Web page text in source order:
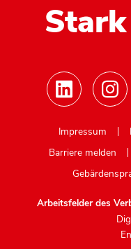
Impressum
Barriere melden
Arbeitsfelder des